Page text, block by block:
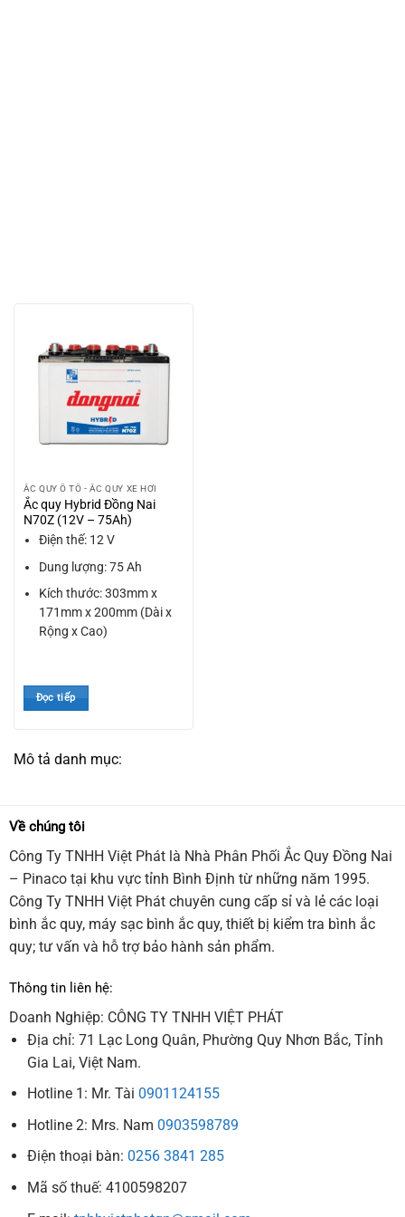
ẮC QUY Ô TÔ - ẮC QUY XE HƠI
Ắc quy Hybrid Đồng Nai
N70Z (12V – 75Ah)
Điện thế: 12 V
Dung lượng: 75 Ah
Kích thước: 303mm x
171mm x 200mm (Dài x
Rộng x Cao)
Đọc tiếp
Mô tả danh mục:
Về chúng tôi
Công Ty TNHH Việt Phát là Nhà Phân Phối Ắc Quy Đồng Nai
– Pinaco tại khu vực tỉnh Bình Định từ những năm 1995.
Công Ty TNHH Việt Phát chuyên cung cấp sỉ và lẻ các loại
bình ắc quy, máy sạc bình ắc quy, thiết bị kiểm tra bình ắc
quy; tư vấn và hỗ trợ bảo hành sản phẩm.
Thông tin liên hệ:
Doanh Nghiệp: CÔNG TY TNHH VIỆT PHÁT
Địa chỉ: 71 Lạc Long Quân, Phường Quy Nhơn Bắc, Tỉnh
Gia Lai, Việt Nam.
Hotline 1: Mr. Tài 0901124155
Hotline 2: Mrs. Nam 0903598789
Điện thoại bàn: 0256 3841 285
Mã số thuế: 4100598207